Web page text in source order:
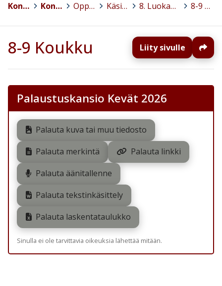
Kontiolahti Kontiolahden koulu > Oppiaineet > Käsityö 8. Luokan käsityön valinnaisaineet 2025-2026 8-9 Koukku
8-9 Koukku Liity sivulle
Palaustuskansio Kevät 2026
Palauta kuva tai muu tiedosto
Palauta merkintä
Palauta linkki
Palauta äänitallenne
Palauta tekstinkäsittely
Palauta laskentataulukko
Sinulla ei ole tarvittavia oikeuksia lähettää mitään.